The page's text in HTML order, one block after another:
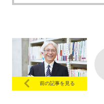
前の記事を見る